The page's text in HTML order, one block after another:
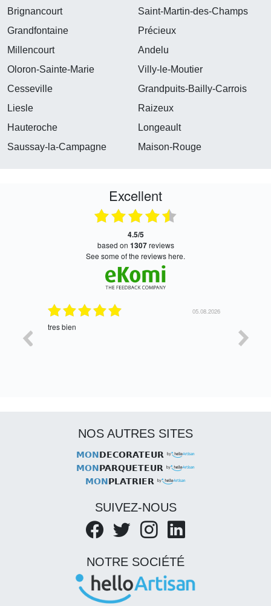
Brignancourt
Saint-Martin-des-Champs
Grandfontaine
Précieux
Millencourt
Andelu
Oloron-Sainte-Marie
Villy-le-Moutier
Cesseville
Grandpuits-Bailly-Carrois
Liesle
Raizeux
Hauteroche
Longeault
Saussay-la-Campagne
Maison-Rouge
Excellent
4.5/5
based on 1307reviews
see some of the reviews here.
05.08.2026
tres bien
NOS AUTRES SITES
MONDECORATEUR
MONPARQUETEUR
MONPLATRIER
SUIVEZ-NOUS
NOTRE SOCIÉTÉ